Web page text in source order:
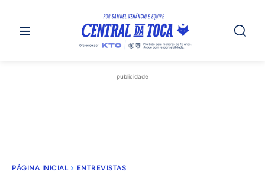
publicidade
PÁGINA INICIAL ENTREVISTAS